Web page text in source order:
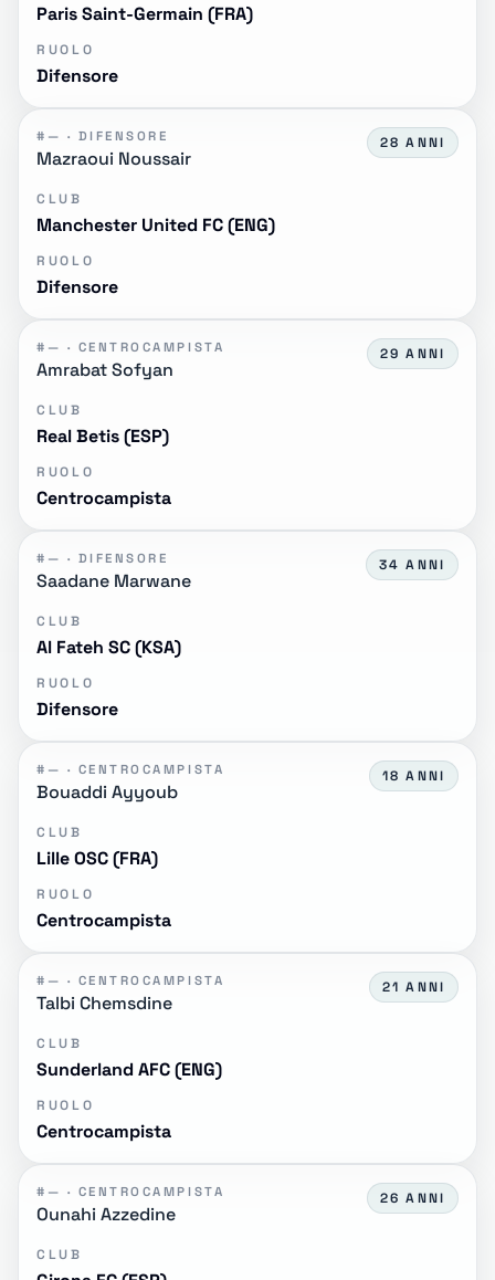
Paris Saint-Germain (FRA)
RUOLO
Difensore
#— · DIFENSORE
Mazraoui Noussair
28 ANNI
CLUB
Manchester United FC (ENG)
RUOLO
Difensore
#— · CENTROCAMPISTA
Amrabat Sofyan
29 ANNI
CLUB
Real Betis (ESP)
RUOLO
Centrocampista
#— · DIFENSORE
Saadane Marwane
34 ANNI
CLUB
Al Fateh SC (KSA)
RUOLO
Difensore
#— · CENTROCAMPISTA
Bouaddi Ayyoub
18 ANNI
CLUB
Lille OSC (FRA)
RUOLO
Centrocampista
#— · CENTROCAMPISTA
Talbi Chemsdine
21 ANNI
CLUB
Sunderland AFC (ENG)
RUOLO
Centrocampista
#— · CENTROCAMPISTA
Ounahi Azzedine
26 ANNI
CLUB